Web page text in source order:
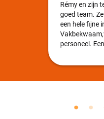
Rémy en zijn
goed team.
een hele fijne
personeel.